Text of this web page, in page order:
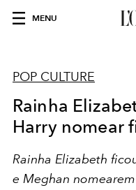
MENU
POP CULTURE
Rainha
Harry nomear
Rainha Elizabeth
e Meghan